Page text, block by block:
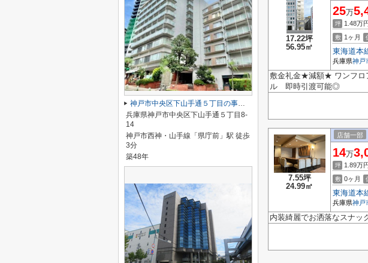
17.22坪
56.95㎡
25万
坪 1.48万円
敷 1ヶ月
東海道本
兵庫県神戸
敷金礼金★減額★ ワンフロ
ル 即時引渡可能◎
7.55坪
24.99㎡
店舗一部
14万
坪 1.89万円
敷 0ヶ月
東海道本
兵庫県神戸
内装綺麗でお洒落なスナッ
神戸市中央区下山手通５丁目の事務所
兵庫県神戸市中央区下山手通５丁目8-
14
神戸市西神・山手線「県庁前」駅 徒歩
3分
築48年